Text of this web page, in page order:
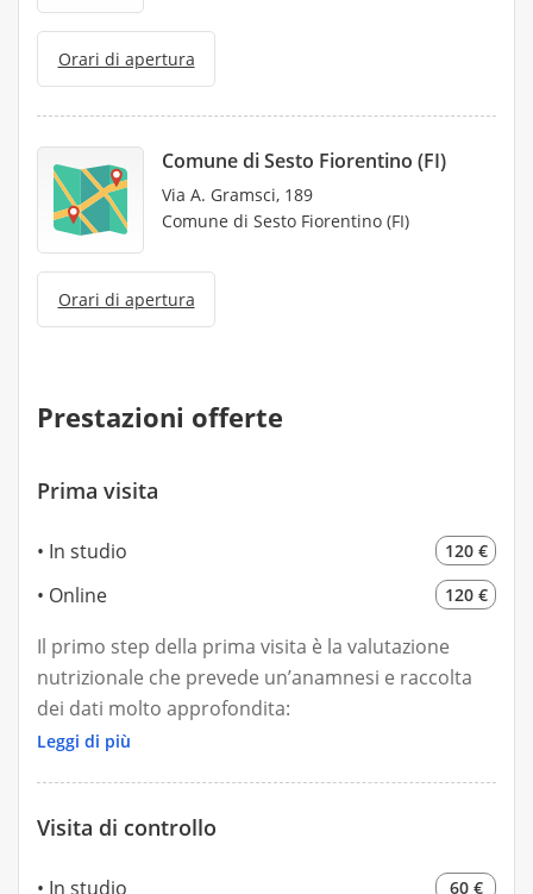
Orari di apertura
Comune di Sesto Fiorentino (FI)
Via A. Gramsci, 189
Comune di Sesto Fiorentino (FI)
Orari di apertura
Prestazioni offerte
Prima visita
In studio 120 €
Online 120 €
Il primo step della prima visita è la valutazione
nutrizionale che prevede un’anamnesi e raccolta
dei dati molto approfondita:
- dati anagrafici, anamnesi patologica e familiare,
attività fisica, nonché
Leggi di più
Visita di controllo
In studio 60 €